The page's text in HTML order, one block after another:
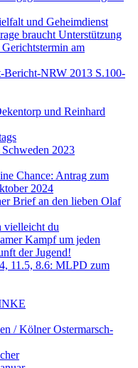
und Geheimdienst
braucht Unterstützung
am
Bericht-NRW 2013 S.100-
und Reinhard
2023
Chance: Antrag zum
2024
Brief an den lieben Olaf
vielleicht du
Kampf um jeden
der Jugend!
11.5, 8.6: MLPD zum
/ Kölner Ostermarsch-